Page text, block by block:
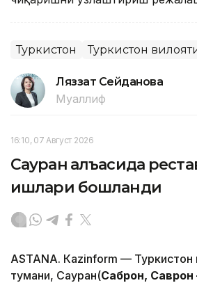
Туркистон Туркистон
Ляззат Сейданова
Муаллиф
16:10, 07 Август 2026
Сауран қалъасида
ишлари бошланди
ASTANА. Кazinform — Туркистон
тумани, Сауран(Саброн, Саврон